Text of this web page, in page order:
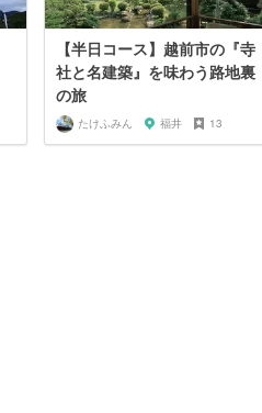
【半日コース】越前市の『寺
社と名建築』を味わう路地裏
の旅
たけふみん 福井 13